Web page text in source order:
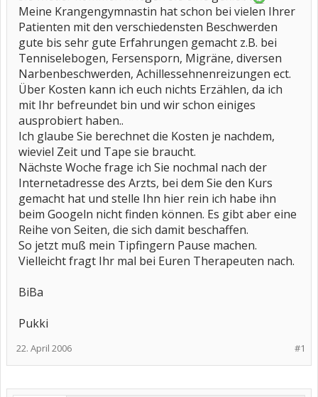
Meine Krangengymnastin hat schon bei vielen Ihrer
Patienten mit den verschiedensten Beschwerden
gute bis sehr gute Erfahrungen gemacht z.B. bei
Tenniselebogen, Fersensporn, Migräne, diversen
Narbenbeschwerden, Achillessehnenreizungen ect.
Über Kosten kann ich euch nichts Erzählen, da ich
mit Ihr befreundet bin und wir schon einiges
ausprobiert haben..
Ich glaube Sie berechnet die Kosten je nachdem,
wieviel Zeit und Tape sie braucht.
Nächste Woche frage ich Sie nochmal nach der
Internetadresse des Arzts, bei dem Sie den Kurs
gemacht hat und stelle Ihn hier rein ich habe ihn
beim Googeln nicht finden können. Es gibt aber eine
Reihe von Seiten, die sich damit beschaffen.
So jetzt muß mein Tipfingern Pause machen.
Vielleicht fragt Ihr mal bei Euren Therapeuten nach.
BiBa
Pukki
#1
22. April 2006